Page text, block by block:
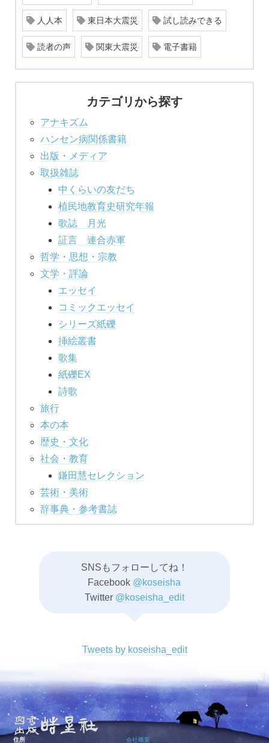
人人本 東日本大震災 試し読みできる
読者の声 関東大震災 電子書籍
カテゴリから探す
アナキズム
ハンセン病関係書籍
出版・メディア
取扱雑誌
中くらいの友だち
植民地教育史研究年報
歌誌 月光
証言 連合赤軍
哲学・思想・宗教
文学・評論
エッセイ
コミックエッセイ
シリーズ紙礫
挿絵叢書
歌集
紙礫EX
詩歌
旅行
本の本
歴史・文化
社会・教育
鎌田慧セレクション
芸術・美術
辞事典・参考書誌
SNSもフォローしてね！
Facebook @koseisha
Twitter @koseisha_edit
Tweets by koseisha_edit
住所 会社概要